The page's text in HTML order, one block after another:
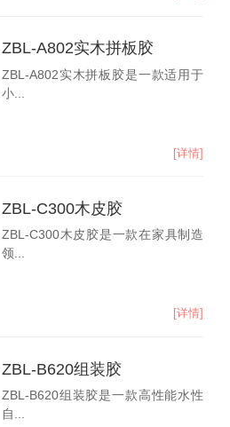
ZBL-A802实木拼板胶
ZBL-A802实木拼板胶是一款适用于
小...
[详情]
ZBL-C300木皮胶
ZBL-C300木皮胶是一款在家具制造
领...
[详情]
ZBL-B620组装胶
ZBL-B620组装胶是一款高性能水性
自...